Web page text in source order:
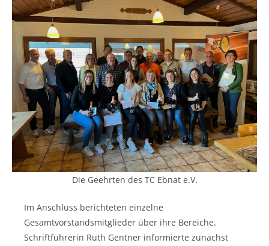
Die Geehrten des TC Ebnat e.V.
Im Anschluss berichteten einzelne
Gesamtvorstandsmitglieder über ihre Bereiche.
Schriftführerin Ruth Gentner informierte zunächst